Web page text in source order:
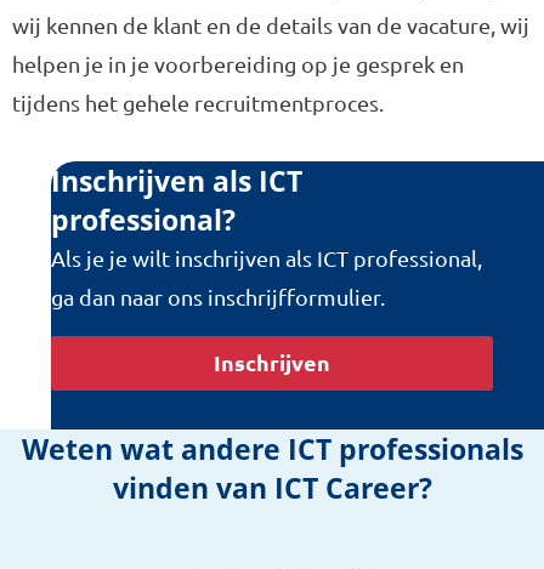
wij kennen de klant en de details van de vacature, wij
helpen je in je voorbereiding op je gesprek en
tijdens het gehele recruitmentproces.
Inschrijven als ICT
professional?
Als je je wilt inschrijven als ICT professional,
ga dan naar ons inschrijfformulier.
Inschrijven
Weten wat andere ICT professionals
vinden van ICT Career?